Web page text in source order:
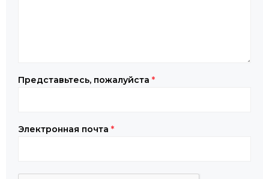
Представьтесь, пожалуйста *
Электронная почта *